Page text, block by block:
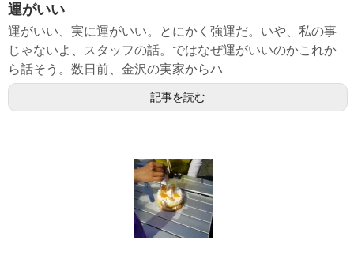
運がいい
運がいい、実に運がいい。とにかく強運だ。いや、私の事
じゃないよ、スタッフの話。ではなぜ運がいいのかこれか
ら話そう。数日前、金沢の実家からハ
記事を読む